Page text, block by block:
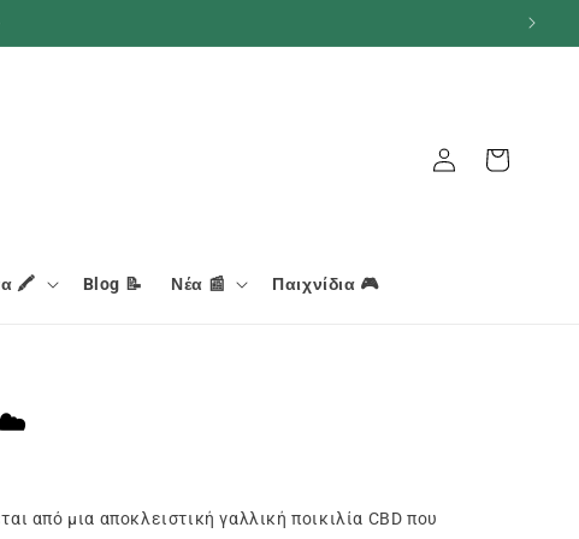
🖍️ Blog 📝 Νέα 📰 Παιχνίδια 🎮
Σύνδεση Καλάθι
από μια αποκλειστική γαλλική ποικιλία CBD που